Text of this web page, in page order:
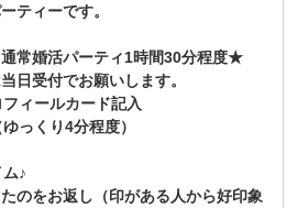
ティーです。
常婚活パーティ1時間30分程度★
日受付でお願いします。
ィールカード記入
っくり4分程度）
♪
のをお返し（印がある人から好印象